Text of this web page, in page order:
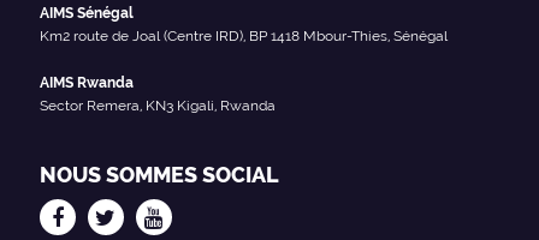
AIMS Sénégal
Km2 route de Joal (Centre IRD), BP 1418 Mbour-Thies, Sénégal
AIMS Rwanda
Sector Remera, KN3 Kigali, Rwanda
NOUS SOMMES SOCIAL